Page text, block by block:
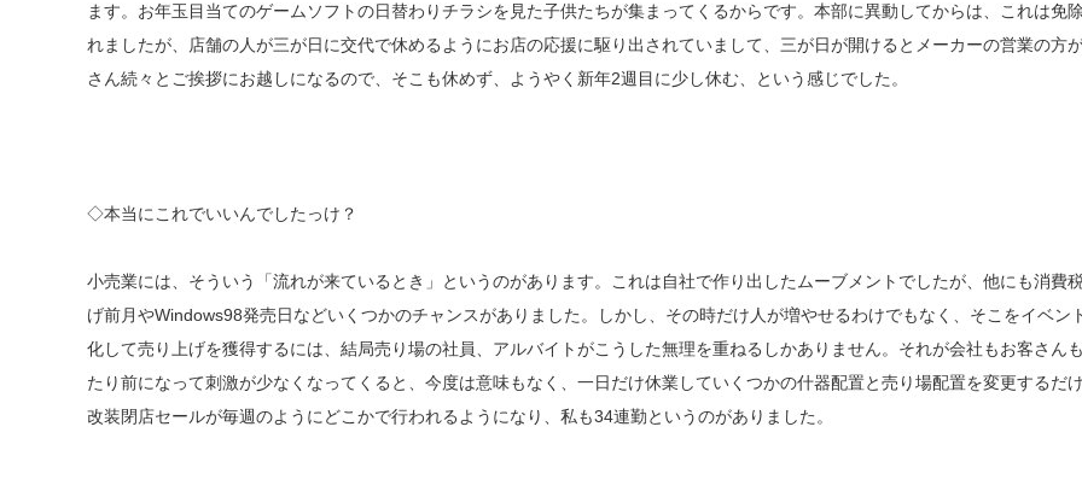
ます。お年玉目当てのゲームソフトの日替わりチラシを見た子供たちが集まってくるからです。本部に異動してからは、これは免
れましたが、店舗の人が三が日に交代で休めるようにお店の応援に駆り出されていまして、三が日が開けるとメーカーの営業の方
さん続々とご挨拶にお越しになるので、そこも休めず、ようやく新年2週目に少し休む、という感じでした。
◇本当にこれでいいんでしたっけ？
小売業には、そういう「流れが来ているとき」というのがあります。これは自社で作り出したムーブメントでしたが、他にも消費
げ前月やWindows98発売日などいくつかのチャンスがありました。しかし、その時だけ人が増やせるわけでもなく、そこをイベン
化して売り上げを獲得するには、結局売り場の社員、アルバイトがこうした無理を重ねるしかありません。それが会社もお客さん
たり前になって刺激が少なくなってくると、今度は意味もなく、一日だけ休業していくつかの什器配置と売り場配置を変更するだ
改装閉店セールが毎週のようにどこかで行われるようになり、私も34連勤というのがありました。